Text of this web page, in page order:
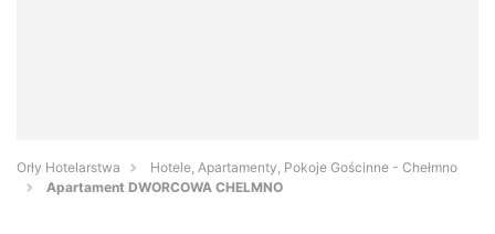
Orły Hotelarstwa
Hotele, Apartamenty, Pokoje Gościnne - Chełmno
Apartament DWORCOWA CHELMNO